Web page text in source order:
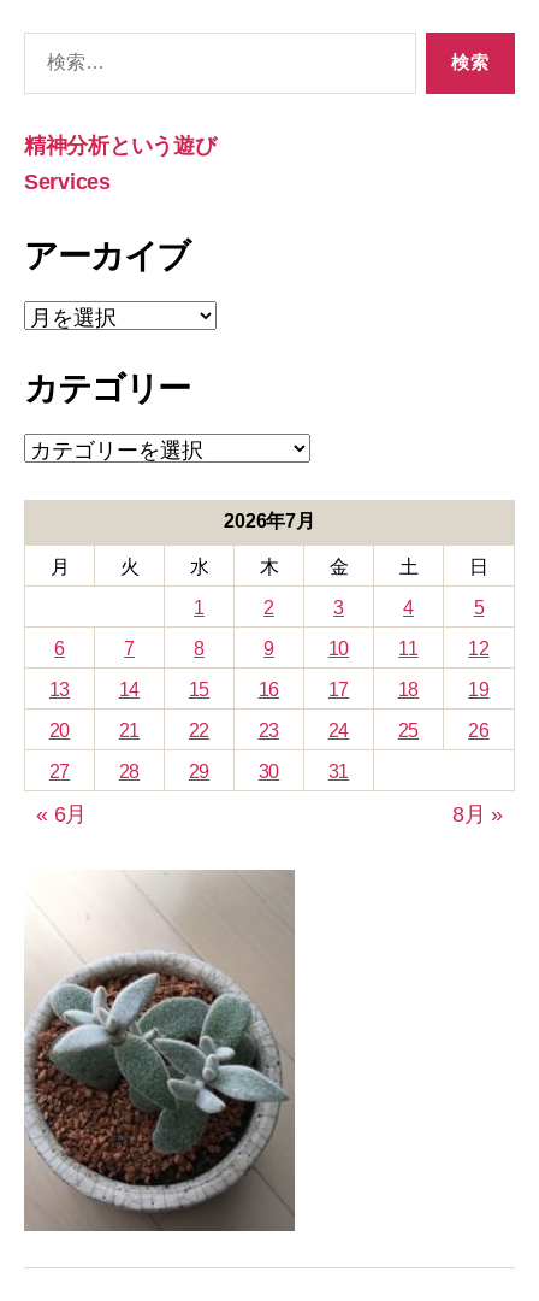
象:
精神分析という遊び
Services
アーカイブ
ア
ー
イ
カテゴリー
カ
テ
ー
2026年7月
月 火 水 木 金 土
日
1
2 3 4
5
6
7 8 9 10 11
12
13
14 15 16 17 18
19
20
21 22 23 24 25
26
27
28 29 30 31
« 6月 8月 »